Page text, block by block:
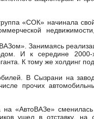
«СОК» начинала свой
Занимаясь
И к середине 2000-
К тому же холдинг
В Сызрани на
прочих
«АвтоВАЗе» сменилась
ушел в отставку,